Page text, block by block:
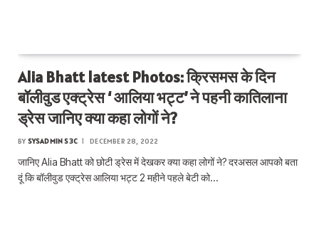
Alia Bhatt latest Photos: क्रिसमस के दिन
बॉलीवुड एक्ट्रेस ‘ आलिया भट्ट’ ने पहनी कातिलाना
ड्रेस जानिए क्या कहा लोगों ने?
BY SYSADMIN S3C DECEMBER 28, 2022
जानिए Alia Bhatt को छोटी ड्रेस में देखकर क्या कहा लोगों ने? दरअसल आपको बता
दूं कि बॉलीवुड एक्ट्रेस आलिया भट्ट 2 महीने पहले बेटी को…